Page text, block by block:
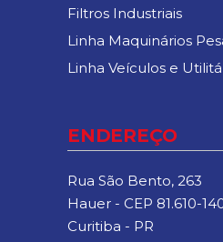
Filtros Industriais
Linha Maquinários
Linha Veículos e
ENDEREÇO
Rua São Bento, 263
Hauer - CEP 81.610-
Curitiba - PR